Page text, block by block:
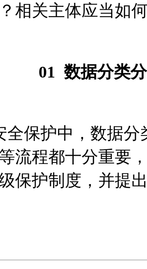
相关主体应当如
01 数据分类
全保护中，数据
流程都十分重要
保护制度，并提